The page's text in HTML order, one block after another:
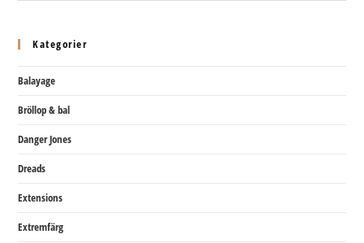
Kategorier
Balayage
Bröllop & bal
Danger Jones
Dreads
Extensions
Extremfärg